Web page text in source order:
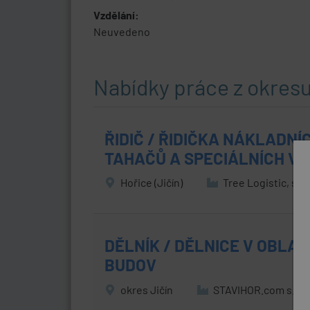
Vzdělání:
Neuvedeno
Nabídky práce z okresu
ŘIDIČ / ŘIDIČKA
TAHAČŮ A SPECIÁLNÍCH
Hořice (Jičín) Tree Logistic, s.r.o.
DĚLNÍK / DĚLNICE V
BUDOV
okres Jičín STAVIHOR.com s.r.o.